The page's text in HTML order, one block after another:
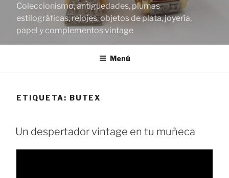
Coleccionismo, antigüedades, plumas
estilográficas, relojes, objetos de plata, joyería,
papel y complementos vintage
Menú
ETIQUETA: BUTEX
Un despertador vintage en tu muñeca